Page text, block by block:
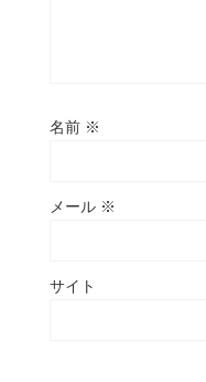
名前 ※
メール ※
サイト